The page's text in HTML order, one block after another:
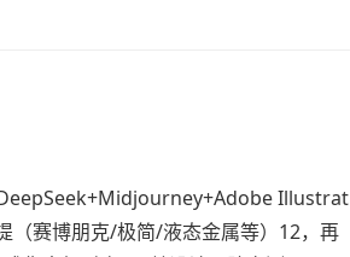
Illustrat
（赛博朋克/极简/液态金属等）12，再